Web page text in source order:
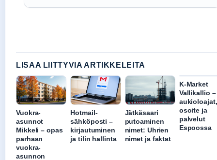
LISAA LIITTYVIA ARTIKKELEITA
Vuokra-
asunnot
Mikkeli – opas
parhaan
vuokra-
asunnon
Hotmail-
sähköposti –
kirjautuminen
ja tilin hallinta
Jätkäsaari
putoaminen
nimet: Uhrien
nimet ja faktat
K-Market
Vallikallio –
aukioloajat,
osoite ja
palvelut
Espoossa